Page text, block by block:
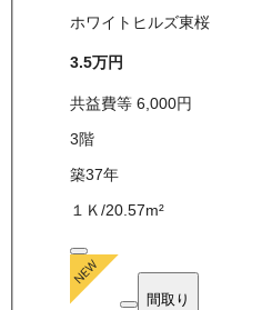
ホワイトヒルズ東桜
3.5万円
共益費等 6,000円
3階
築37年
１Ｋ /20.57m²
間取り